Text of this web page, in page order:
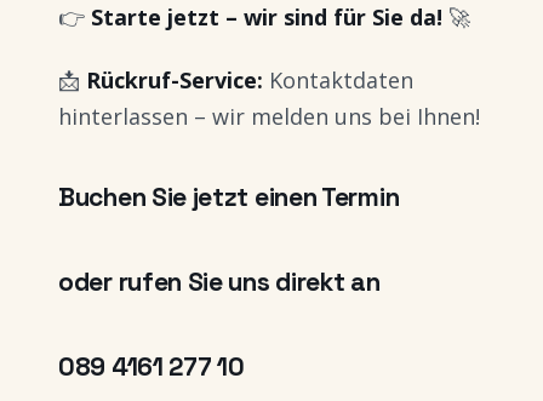
👉 Starte jetzt – wir sind für Sie da! 🚀
📩 Rückruf-Service: Kontaktdaten
hinterlassen – wir melden uns bei Ihnen!
Buchen Sie jetzt einen Termin
oder rufen Sie uns direkt an
089 4161 277 10